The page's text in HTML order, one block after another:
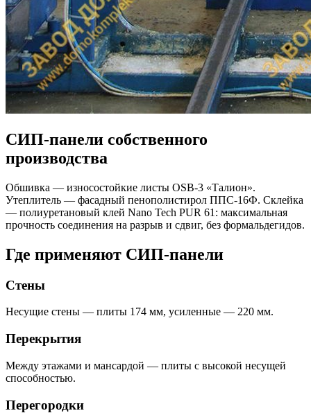
СИП-панели собственного
производства
Обшивка — износостойкие листы OSB-3 «Талион».
Утеплитель — фасадный пенополистирол ППС-16Ф. Склейка
— полиуретановый клей Nano Tech PUR 61: максимальная
прочность соединения на разрыв и сдвиг, без формальдегидов.
Где применяют СИП-панели
Стены
Несущие стены — плиты 174 мм, усиленные — 220 мм.
Перекрытия
Между этажами и мансардой — плиты с высокой несущей
способностью.
Перегородки